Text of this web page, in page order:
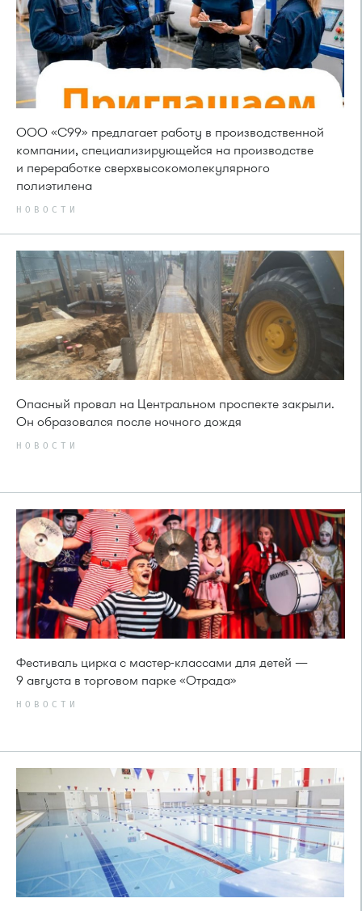
ООО «С99» предлагает работу в производственной
компании, специализирующейся на производстве
и переработке сверхвысокомолекулярного
полиэтилена
НОВОСТИ
Опасный провал на Центральном проспекте закрыли.
Он образовался после ночного дождя
НОВОСТИ
Фестиваль цирка с мастер-классами для детей —
9 августа в торговом парке «Отрада»
НОВОСТИ